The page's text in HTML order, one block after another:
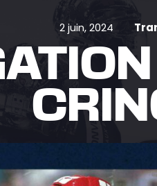
2 juin, 2024